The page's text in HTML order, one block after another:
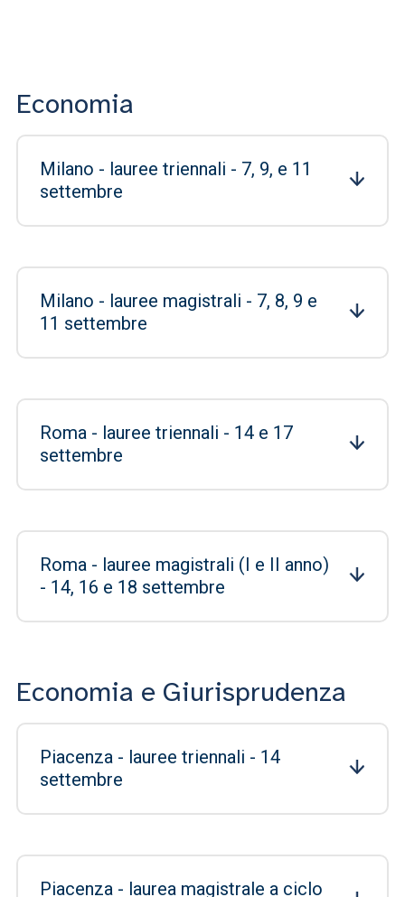
Economia
Milano - lauree triennali - 7, 9, e 11
settembre
Milano - lauree magistrali - 7, 8, 9 e
11 settembre
Roma - lauree triennali - 14 e 17
settembre
Roma - lauree magistrali (I e II anno)
- 14, 16 e 18 settembre
Economia e Giurisprudenza
Piacenza - lauree triennali - 14
settembre
Piacenza - laurea magistrale a ciclo